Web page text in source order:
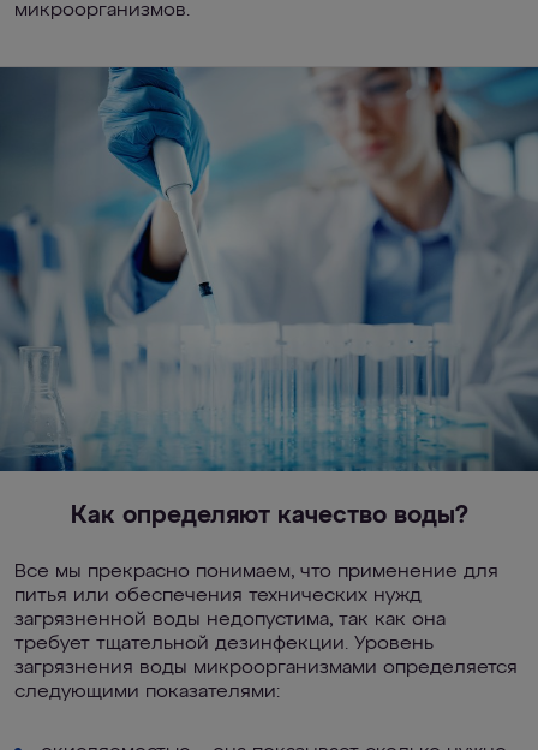
микроорганизмов.
Как определяют качество воды?
Все мы прекрасно понимаем, что применение для
питья или обеспечения технических нужд
загрязненной воды недопустима, так как она
требует тщательной дезинфекции. Уровень
загрязнения воды микроорганизмами определяется
следующими показателями: